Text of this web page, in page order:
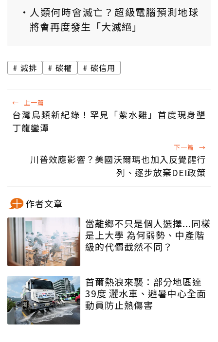
人類何時會滅亡？超級電腦預測地球
將會再度發生「大滅絕」
減排 碳權 碳信用
← 上一篇
台灣鳥類新紀錄！罕見「紫水雞」首度現身墾
丁龍鑾潭
下一篇 →
川普效應影響？美國沃爾瑪也加入反覺醒行
列、逐步放棄DEI政策
作者文章
當離鄉不只是個人選擇...同樣
是上大學 為何弱勢、中產階
級的代價截然不同？
首爾熱浪來襲：部分地區達
39度 灑水車、避暑中心全面
動員防止熱傷害